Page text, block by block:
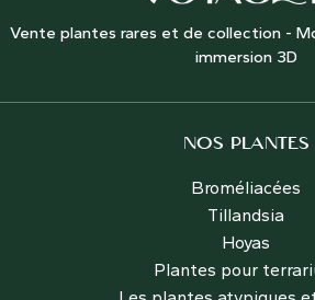
Vente plantes rares et de collection -
immersion 3D
NOS PLANTES
Broméliacées
Tillandsia
Hoyas
Plantes pour